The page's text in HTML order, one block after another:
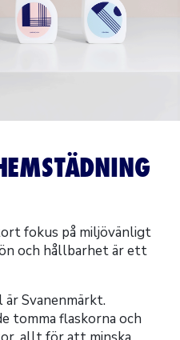
fokus på miljövänligt
och hållbarhet är ett
Svanenmärkt.
tomma flaskorna och